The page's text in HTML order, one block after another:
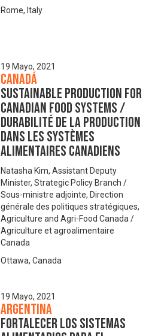
Rome, Italy
19 Mayo, 2021
Canadá
Sustainable Production for
Canadian Food Systems /
Durabilité de la production
dans les systèmes
alimentaires canadiens
Natasha Kim, Assistant Deputy
Minister, Strategic Policy Branch /
Sous-ministre adjointe, Direction
générale des politiques stratégiques,
Agriculture and Agri-Food Canada /
Agriculture et agroalimentaire
Canada
Ottawa, Canada
19 Mayo, 2021
Argentina
Fortalecer los sistemas